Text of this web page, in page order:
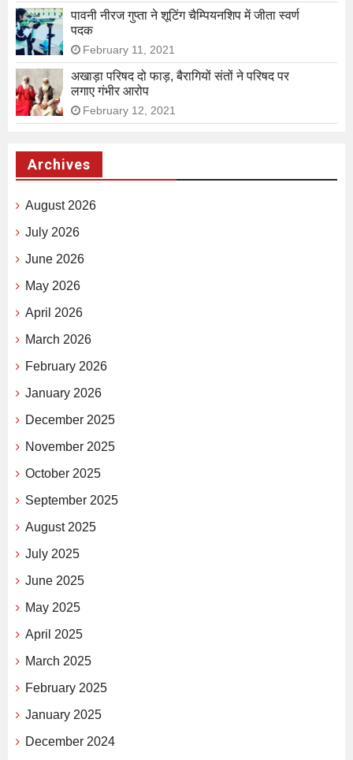
पावनी नीरज गुप्ता ने शूटिंग चैम्पियनशिप में जीता स्वर्ण
पदक
February 11, 2021
अखाड़ा परिषद दो फाड़, बैरागियों संतों ने परिषद पर
लगाए गंभीर आरोप
February 12, 2021
Archives
August 2026
July 2026
June 2026
May 2026
April 2026
March 2026
February 2026
January 2026
December 2025
November 2025
October 2025
September 2025
August 2025
July 2025
June 2025
May 2025
April 2025
March 2025
February 2025
January 2025
December 2024